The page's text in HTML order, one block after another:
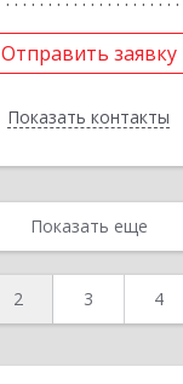
Отправить заявку
Показать контакты
Отправить заявку
Назад
Показать еще
2 3 4